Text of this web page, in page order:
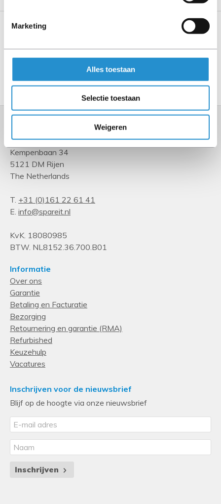
Marketing
Alles toestaan
Selectie toestaan
Weigeren
Kempenbaan 34
5121 DM Rijen
The Netherlands
T. +31 (0)161 22 61 41
E. info@spareit.nl
KvK. 18080985
BTW. NL8152.36.700.B01
Informatie
Over ons
Garantie
Betaling en Facturatie
Bezorging
Retournering en garantie (RMA)
Refurbished
Keuzehulp
Vacatures
Inschrijven voor de nieuwsbrief
Blijf op de hoogte via onze nieuwsbrief
Inschrijven